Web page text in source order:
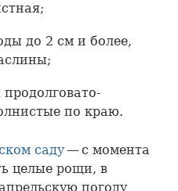
до 2 см и более,
по краю.
саду— с момента
целые рощи, в
погоду